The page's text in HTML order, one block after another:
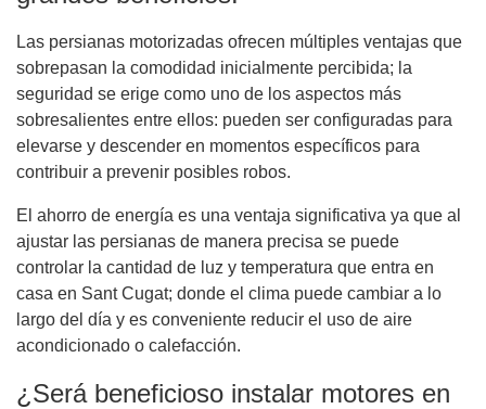
Las persianas motorizadas ofrecen múltiples ventajas que
sobrepasan la comodidad inicialmente percibida; la
seguridad se erige como uno de los aspectos más
sobresalientes entre ellos: pueden ser configuradas para
elevarse y descender en momentos específicos para
contribuir a prevenir posibles robos.
El ahorro de energía es una ventaja significativa ya que al
ajustar las persianas de manera precisa se puede
controlar la cantidad de luz y temperatura que entra en
casa en Sant Cugat; donde el clima puede cambiar a lo
largo del día y es conveniente reducir el uso de aire
acondicionado o calefacción.
¿Será beneficioso instalar motores en